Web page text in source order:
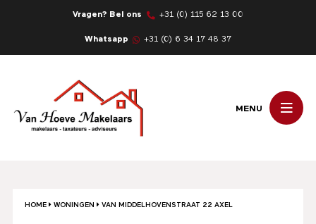
Vragen? Bel ons +31 (0) 115 62 13 00
Whatsapp +31 (0) 6 34 17 48 37
MENU
HOME WONINGEN VAN MIDDELHOVENSTRAAT 22 AXEL